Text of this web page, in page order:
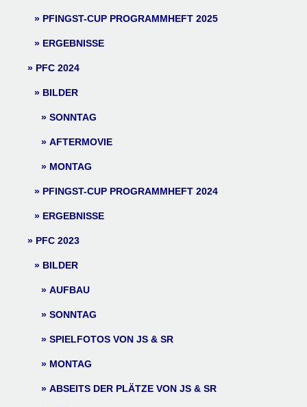
PFINGST-CUP PROGRAMMHEFT 2025
ERGEBNISSE
PFC 2024
BILDER
SONNTAG
AFTERMOVIE
MONTAG
PFINGST-CUP PROGRAMMHEFT 2024
ERGEBNISSE
PFC 2023
BILDER
AUFBAU
SONNTAG
SPIELFOTOS VON JS & SR
MONTAG
ABSEITS DER PLÄTZE VON JS & SR